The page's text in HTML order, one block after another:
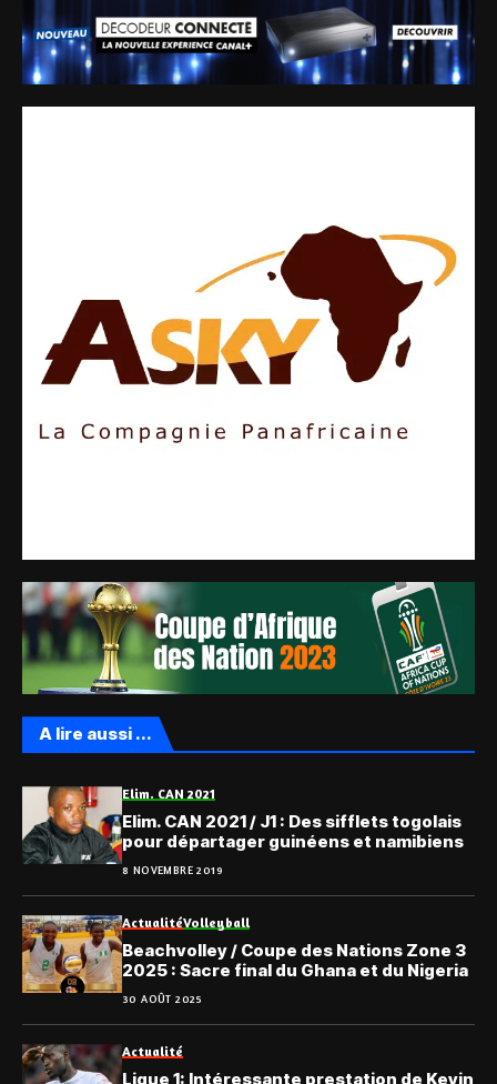
A lire aussi ...
Elim. CAN 2021
Elim. CAN 2021 / J1 : Des sifflets togolais
pour départager guinéens et namibiens
8 NOVEMBRE 2019
ActualitéVolleyball
Beachvolley / Coupe des Nations Zone 3
2025 : Sacre final du Ghana et du Nigeria
30 AOÛT 2025
Actualité
Ligue 1: Intéressante prestation de Kevin